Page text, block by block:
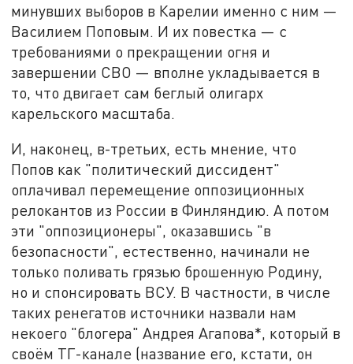
минувших выборов в Карелии именно с ним —
Василием Поповым. И их повестка — с
требованиями о прекращении огня и
завершении СВО — вполне укладывается в
то, что двигает сам беглый олигарх
карельского масштаба.
И, наконец, в-третьих, есть мнение, что
Попов как "политический диссидент"
оплачивал перемещение оппозиционных
релокантов из России в Финляндию. А потом
эти "оппозиционеры", оказавшись "в
безопасности", естественно, начинали не
только поливать грязью брошенную Родину,
но и спонсировать ВСУ. В частности, в числе
таких ренегатов источники назвали нам
некоего "блогера" Андрея Агапова*, который в
своём ТГ-канале (название его, кстати, он